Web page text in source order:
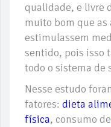
qualidade, e livre
muito bom que
estimulassem
sentido, pois isso
todo o sistema de
Nesse estudo
fatores: dieta
física, consumo de